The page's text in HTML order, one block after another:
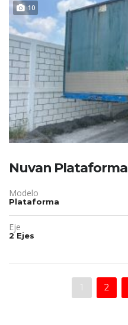
10
Nuvan
Modelo
Plataforma
Eje
2 Ejes
1 2